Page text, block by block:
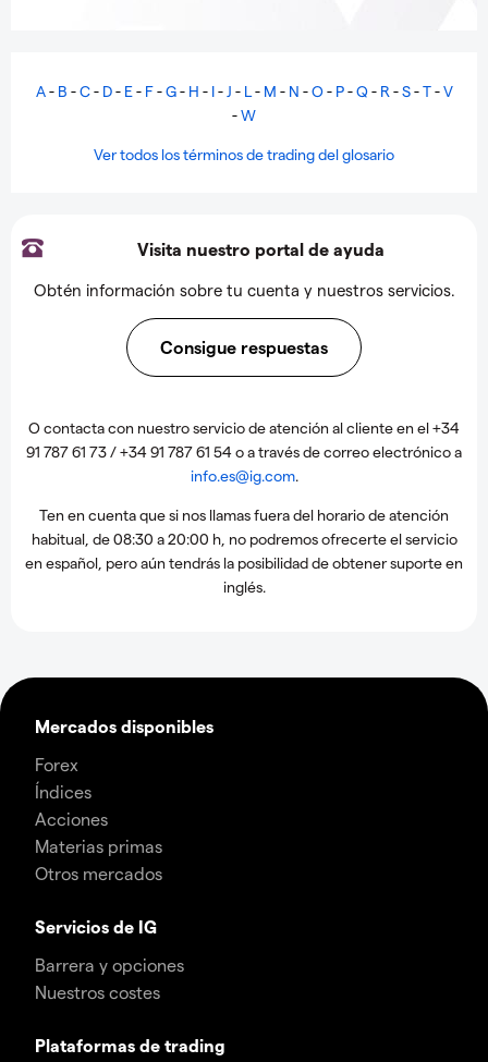
A- B -C- D- E- F-G- H - I- J - L- M - N -O- P-Q- R -S-T-V
-W
Ver todos los términos de trading del glosario
Visita nuestro portal de ayuda
Obtén información sobre tu cuenta y nuestros servicios.
Consigue respuestas
O contacta con nuestro servicio de atención al cliente en el +34
91 787 61 73 / +34 91 787 61 54 o a través de correo electrónico a
info.es@ig.com.
Ten en cuenta que si nos llamas fuera del horario de atención
habitual, de 08:30 a 20:00 h, no podremos ofrecerte el servicio
en español, pero aún tendrás la posibilidad de obtener suporte en
inglés.
Mercados disponibles
Forex
Índices
Acciones
Materias primas
Otros mercados
Servicios de IG
Barrera y opciones
Nuestros costes
Plataformas de trading